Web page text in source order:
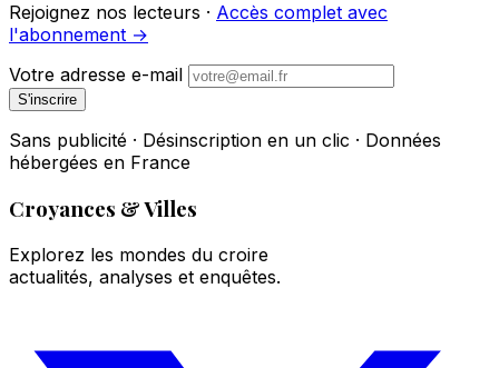
Rejoignez nos lecteurs · Accès complet avec
l'abonnement →
Votre adresse e-mail
S'inscrire
Sans publicité · Désinscription en un clic · Données
hébergées en France
Croyances & Villes
Explorez les mondes du croire
actualités, analyses et enquêtes.